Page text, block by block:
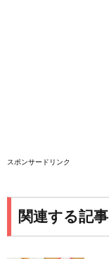
スポンサードリンク
関連する記事